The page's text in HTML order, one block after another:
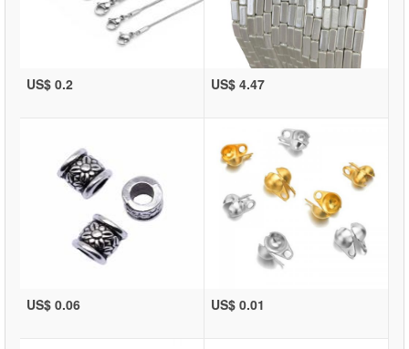
US$ 0.2 US$ 4.47
US$ 0.06 US$ 0.01